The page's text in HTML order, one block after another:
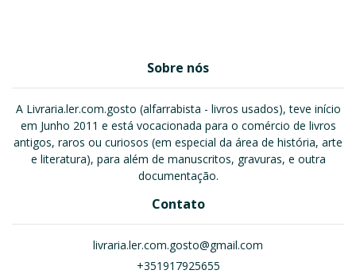
Sobre nós
A Livraria.ler.com.gosto (alfarrabista - livros usados), teve início
em Junho 2011 e está vocacionada para o comércio de livros
antigos, raros ou curiosos (em especial da área de história, arte
e literatura), para além de manuscritos, gravuras, e outra
documentação.
Contato
livraria.ler.com.gosto@gmail.com
+351917925655